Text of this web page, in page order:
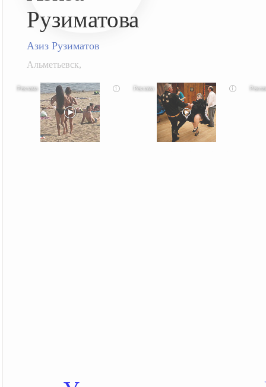
Азиз Рузиматов
Альметьевск,
i i